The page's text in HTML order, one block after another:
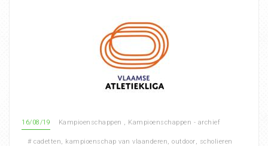
16/08/19 Kampioenschappen , Kampioenschappen - archief
# cadetten, kampioenschap van vlaanderen, outdoor, scholieren